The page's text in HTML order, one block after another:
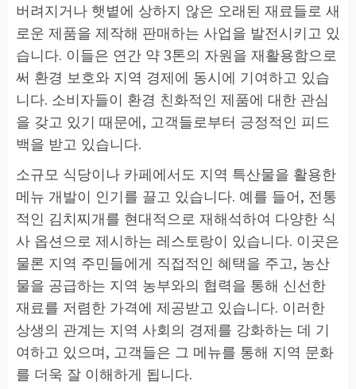
버려지거나 햇볕에 상하지 않은 오래된 재료들로 새
로운 제품을 제작해 판매하는 사업을 발전시키고 있
습니다. 이들은 연간 약 3톤의 자원을 재활용함으로
써 환경 보호와 지역 경제에 동시에 기여하고 있습
니다. 소비자들이 환경 친화적인 제품에 대한 관심
을 갖고 있기 때문에, 고객들로부터 긍정적인 피드
백을 받고 있습니다.
소규모 식당이나 카페에서도 지역 특산물을 활용한
메뉴 개발이 인기를 끌고 있습니다. 예를 들어, 전통
적인 김치찌개를 현대적으로 재해석하여 다양한 식
사 옵션으로 제시하는 레스토랑이 있습니다. 이곳은
물론 지역 주민들에게 직접적인 혜택을 주고, 농산
물을 공급하는 지역 농부와의 협력을 통해 신선한
재료를 저렴한 가격에 제공받고 있습니다. 이러한
상생의 관계는 지역 사회의 경제를 강화하는 데 기
여하고 있으며, 고객들은 그 메뉴를 통해 지역 문화
를 더욱 잘 이해하게 됩니다.